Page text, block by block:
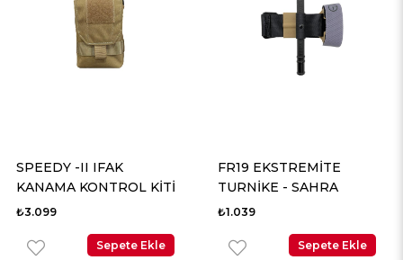
SPEEDY -II IFAK
KANAMA KONTROL KİTİ
₺3.099
Sepete Ekle
FR19 EKSTREMİTE
TURNİKE - SAHRA
₺1.039
Sepete Ekle